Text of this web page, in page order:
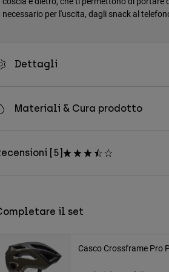
necessario per l'uscita, dagli snack al
Dettagli
Materiali & Cura prodotto
[5]
il set
Casco Crossframe Pro